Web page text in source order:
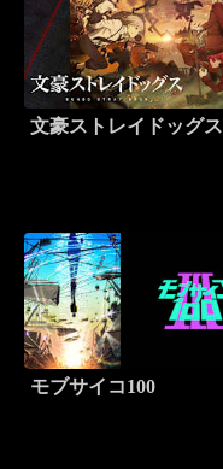
文豪ストレイドッグス
モブサイコ100